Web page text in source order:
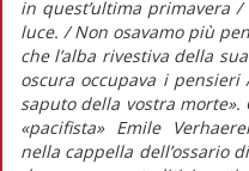
in quest’ultima primavera
luce. / Non osavamo più
che l’alba rivestiva della
oscura occupava i
saputo della vostra
«pacifista» Emile
nella cappella dell’ossario